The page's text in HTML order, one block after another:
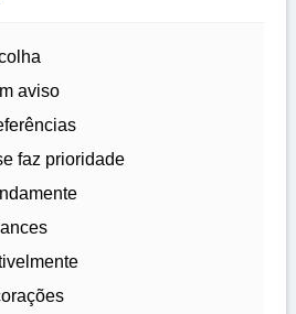
aviso
faz prioridade